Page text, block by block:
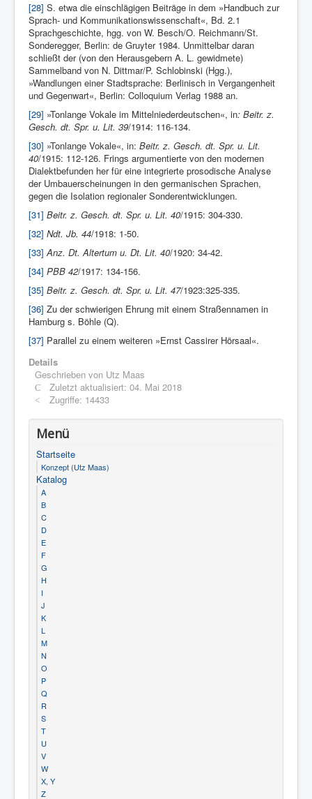
[28] S. etwa die einschlägigen Beiträge in dem »Handbuch zur
Sprach- und Kommunikationswis­senschaft«, Bd. 2.1
Sprachgeschichte, hgg. von W. Besch/O. Reich­mann/St.
Sonderegger, Berlin: de Gruyter 1984. Unmittelbar daran
schließt der (von den Herausgebern A. L. gewidmete)
Sammelband von N. Dittmar/P. Schlobinski (Hgg.),
»Wandlungen einer Stadtsprache: Berlinisch in Vergangenheit
und Gegenwart«, Berlin: Colloquium Verlag 1988 an.
[29] »Tonlange Vokale im Mittelniederdeutschen«, in: Beitr. z.
Gesch. dt. Spr. u. Lit. 39/1914: 116-134.
[30] »Tonlange Vokale«, in: Beitr. z. Gesch. dt. Spr. u. Lit.
40/1915: 112-126. Frings argumentierte von den modernen
Dialektbefunden her für eine integrierte prosodische Analyse
der Umbauerscheinungen in den germanischen Sprachen,
gegen die Isolation regionaler Sonderentwicklungen.
[31] Beitr. z. Gesch. dt. Spr. u. Lit. 40/1915: 304-330.
[32] Ndt. Jb. 44/1918: 1-50.
[33] Anz. Dt. Altertum u. Dt. Lit. 40/1920: 34-42.
[34] PBB 42/1917: 134-156.
[35] Beitr. z. Gesch. dt. Spr. u. Lit. 47/1923:325-335.
[36] Zu der schwierigen Ehrung mit einem Straßennamen in
Hamburg s. Böhle (Q).
[37] Parallel zu einem weiteren »Ernst Cassirer Hörsaal«.
Details
Geschrieben von Utz Maas
Zuletzt aktualisiert: 04. Mai 2018
Zugriffe: 14433
Menü
Startseite
Konzept (Utz Maas)
Katalog
A
B
C
D
E
F
G
H
I
J
K
L
M
N
O
P
Q
R
S
T
U
V
W
X, Y
Z